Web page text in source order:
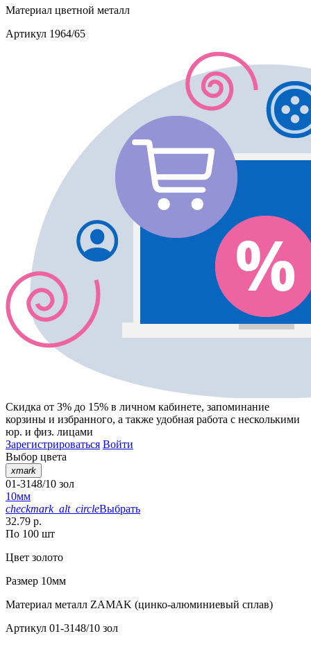
Материал цветной металл
Артикул 1964/65
Скидка от 3% до 15% в личном кабинете, запоминание
корзины и избранного, а также удобная работа с несколькими
юр. и физ. лицами
Зарегистрироваться Войти
Выбор цвета
xmark
01-3148/10 зол
10мм
checkmark_alt_circleВыбрать
32.79 р.
По 100 шт
Цвет золото
Размер 10мм
Материал металл ZAMAK (цинко-алюминиевый сплав)
Артикул 01-3148/10 зол